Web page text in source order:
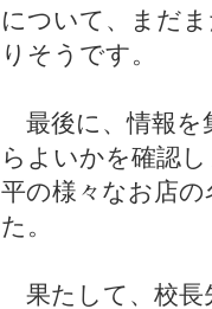
について、まだ
りそうです。
最後に、情報を
らよいかを確認
平の様々なお店
た。
果たして、校長